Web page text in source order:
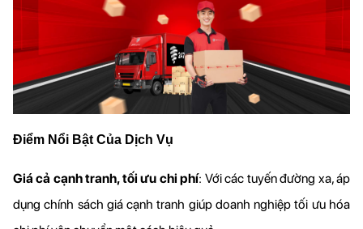
Điểm Nổi Bật Của Dịch Vụ
Giá cả cạnh tranh, tối ưu chi phí: Với các tuyến đường xa, áp
dụng chính sách giá cạnh tranh giúp doanh nghiệp tối ưu hóa